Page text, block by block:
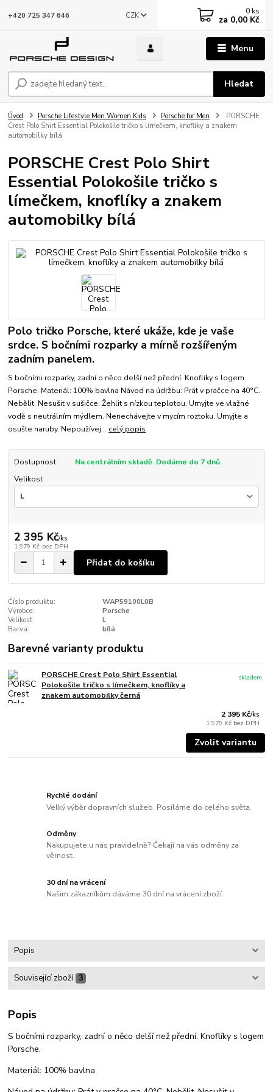
Menu
CZK
Hledat
+420 725 347 646 0 ks
za 0,00 Kč
Úvod Porsche Lifestyle Men Women Kids Porsche for Men
PORSCHE
Crest Polo Shirt Essential Polokošile tričko s límečkem, knoflíky a znakem
automobilky bílá
PORSCHE Crest Polo Shirt
Essential Polokošile tričko s
límečkem, knoflíky a znakem
automobilky bílá
Polo tričko Porsche, které ukáže, kde je vaše
srdce. S bočními rozparky a mírně rozšířeným
zadním panelem.
S bočními rozparky, zadní o něco delší než přední. Knoflíky s logem
Porsche. Materiál: 100% bavlna Návod na údržbu: Prát v pračce na 40°C.
Nebělit. Nesušit v sušičce. Žehlit s nízkou teplotou. Umyjte ve vlažné
vodě s neutrálním mýdlem. Nenechávejte v mycím roztoku. Umyjte a
osušte naruby. Nepoužívej... celý popis
Dostupnost
Na centrálním skladě. Dodáme do 7 dnů.
Velikost
2 395 Kč/ks
1 979 Kč bez DPH
Přidat do košíku
Číslo produktu:
WAP59100L0B
Výrobce:
Porsche
Velikost:
L
Barva:
bílá
Barevné varianty produktu
PORSCHE Crest Polo Shirt Essential
Polokošile tričko s límečkem, knoflíky a
znakem automobilky černá
2 395 Kč/ks
1 979 Kč bez DPH
skladem
Zvolit variantu
Rychlé dodání
Velký výběr dopravních služeb. Posíláme do celého světa.
Odměny
Nakupujete u nás pravidelně? Čekají na vás odměny za
věrnost.
30 dní na vrácení
Našim zákazníkům dáváme 30 dní na vrácení zboží.
Popis
Související zboží 3
Popis
S bočními rozparky, zadní o něco delší než přední. Knoflíky s logem
Porsche.
Materiál: 100% bavlna